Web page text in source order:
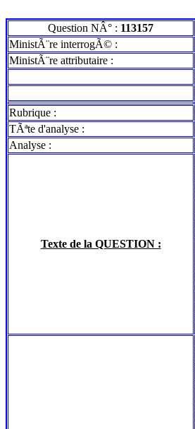
Question NÂ° : 113157
MinistÃ¨re interrogÃ© :
MinistÃ¨re attributaire :
Rubrique :
TÃªte d'analyse :
Analyse :
Texte de la QUESTION :